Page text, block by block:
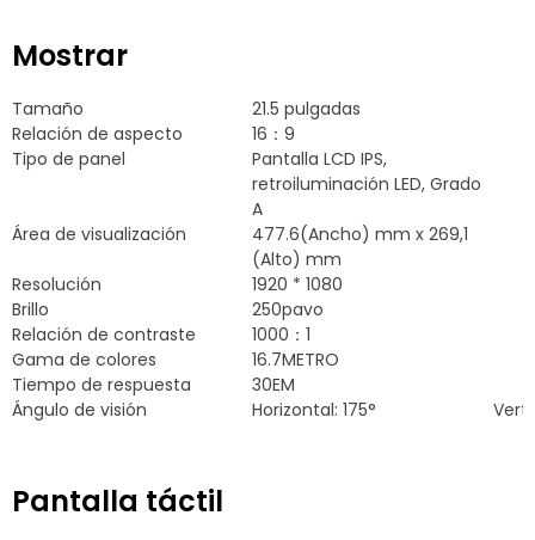
Mostrar
Tamaño
21.5 pulgadas
Relación de aspecto
16：9
Tipo de panel
Pantalla LCD IPS,
retroiluminación LED, Grado
A
Área de visualización
477.6(Ancho) mm x 269,1
(Alto) mm
Resolución
1920 * 1080
Brillo
250pavo
Relación de contraste
1000：1
Gama de colores
16.7METRO
Tiempo de respuesta
30EM
Ángulo de visión
Horizontal: 175°
Pantalla táctil